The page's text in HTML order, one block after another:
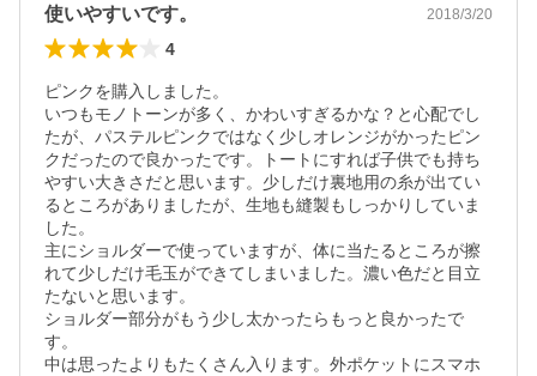
使いやすいです。 2018/3/20
4
ピンクを購入しました。
いつもモノトーンが多く、かわいすぎるかな？と心配でし
たが、パステルピンクではなく少しオレンジがかったピン
クだったので良かったです。トートにすれば子供でも持ち
やすい大きさだと思います。少しだけ裏地用の糸が出てい
るところがありましたが、生地も縫製もしっかりしていま
した。
主にショルダーで使っていますが、体に当たるところが擦
れて少しだけ毛玉ができてしまいました。濃い色だと目立
たないと思います。
ショルダー部分がもう少し太かったらもっと良かったで
す。
中は思ったよりもたくさん入ります。外ポケットにスマホ